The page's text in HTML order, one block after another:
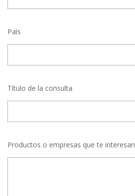
País
Título de la consulta
Productos o empresas que te interesan